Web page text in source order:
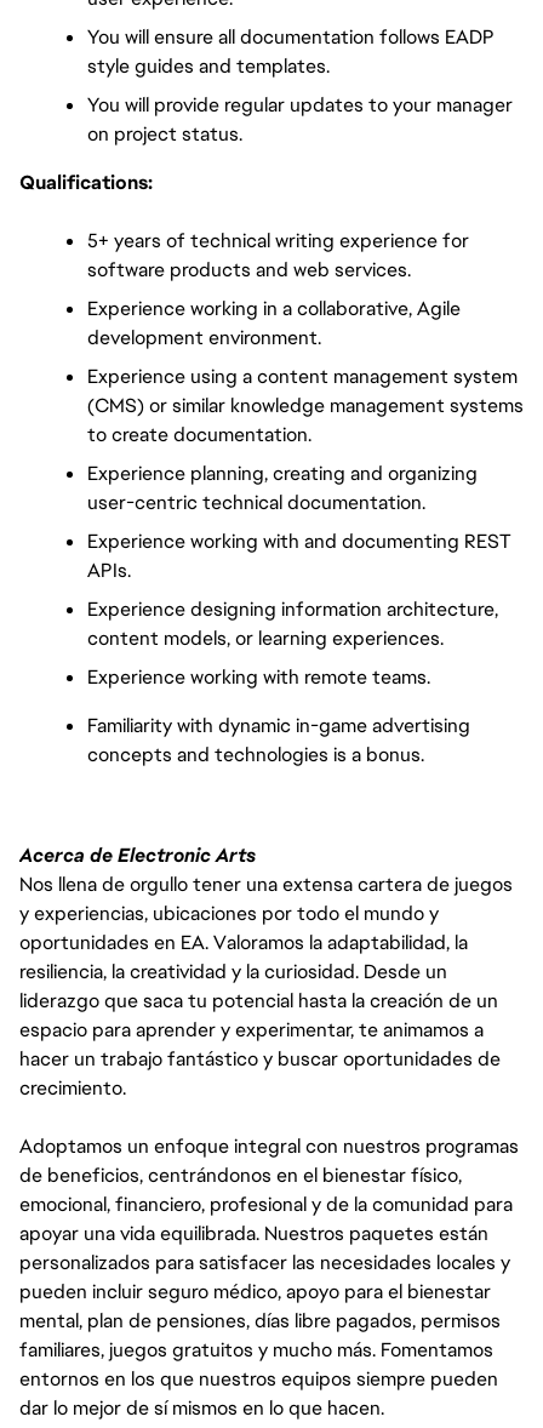
You will ensure all documentation follows EADP
style guides and templates.
You will provide regular updates to your manager
on project status.
Qualifications:
5+ years of technical writing experience for
software products and web services.
Experience working in a collaborative, Agile
development environment.
Experience using a content management system
(CMS) or similar knowledge management systems
to create documentation.
Experience planning, creating and organizing
user-centric technical documentation.
Experience working with and documenting REST
APIs.
Experience designing information architecture,
content models, or learning experiences.
Experience working with remote teams.
Familiarity with dynamic in-game advertising
concepts and technologies is a bonus.
Acerca de Electronic Arts
Nos llena de orgullo tener una extensa cartera de juegos
y experiencias, ubicaciones por todo el mundo y
oportunidades en EA. Valoramos la adaptabilidad, la
resiliencia, la creatividad y la curiosidad. Desde un
liderazgo que saca tu potencial hasta la creación de un
espacio para aprender y experimentar, te animamos a
hacer un trabajo fantástico y buscar oportunidades de
crecimiento.
Adoptamos un enfoque integral con nuestros programas
de beneficios, centrándonos en el bienestar físico,
emocional, financiero, profesional y de la comunidad para
apoyar una vida equilibrada. Nuestros paquetes están
personalizados para satisfacer las necesidades locales y
pueden incluir seguro médico, apoyo para el bienestar
mental, plan de pensiones, días libre pagados, permisos
familiares, juegos gratuitos y mucho más. Fomentamos
entornos en los que nuestros equipos siempre pueden
dar lo mejor de sí mismos en lo que hacen.